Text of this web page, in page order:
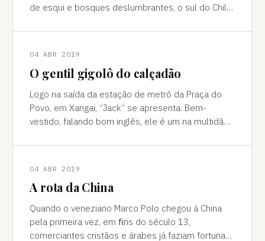
de esqui e bosques deslumbrantes, o sul do Chile
04 ABR 2019
O gentil gigolô do calçadão
Logo na saída da estação de metrô da Praça do
Povo, em Xangai, “Jack” se apresenta. Bem-
vestido, falando bom inglês, ele é um na multidão
04 ABR 2019
A rota da China
Quando o veneziano Marco Polo chegou à China
pela primeira vez, em ﬁns do século 13,
comerciantes cristãos e árabes já faziam fortuna